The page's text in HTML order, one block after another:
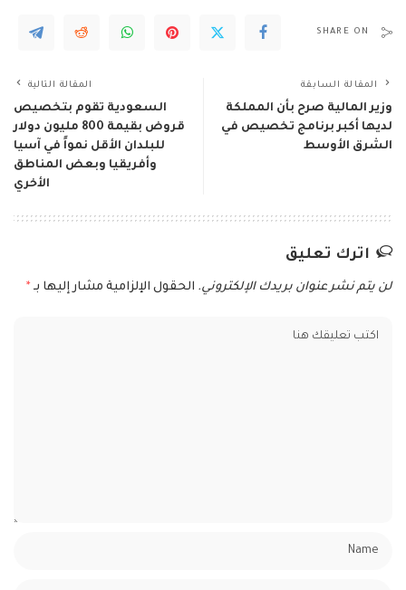
SHARE ON
المقالة السابقة
وزير المالية صرح بأن المملكة
لديها أكبر برنامج تخصيص في
الشرق الأوسط
المقالة التالية
السعودية تقوم بتخصيص
قروض بقيمة 800 مليون دولار
للبلدان الأقل نمواً في آسيا
وأفريقيا وبعض المناطق
الأخري
اترك تعليق
لن يتم نشر عنوان بريدك الإلكتروني. الحقول الإلزامية مشار إليها بـ *